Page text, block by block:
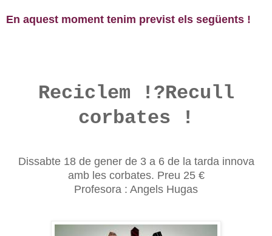
En aquest moment tenim previst els següents !
Reciclem !?Recull
corbates !
Dissabte 18 de gener de 3 a 6 de la tarda innova
amb les corbates. Preu 25 €
Profesora : Angels Hugas